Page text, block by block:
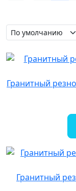
Гранитный
Гранитный